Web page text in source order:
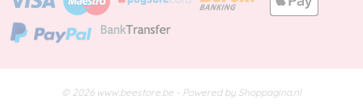
© 2026 www.beestore.be - Powered by Shoppagina.nl